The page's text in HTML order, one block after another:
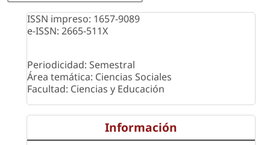
ISSN impreso: 1657-9089
e-ISSN: 2665-511X
Periodicidad: Semestral
Área temática: Ciencias Sociales
Facultad: Ciencias y Educación
Información